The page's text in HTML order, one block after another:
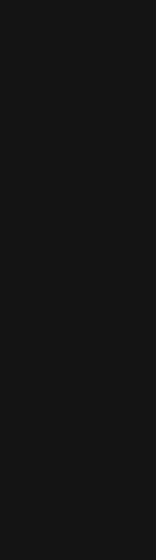
bestaat
resultaat